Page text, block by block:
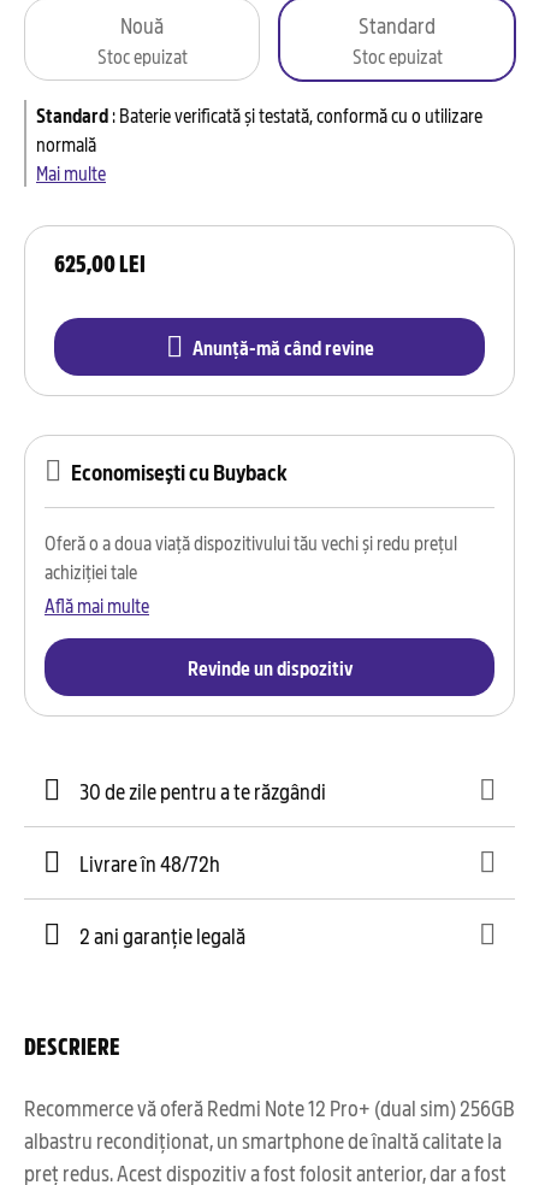
625,00 LEI
Anunță-mă când revine
Nouă
Stoc epuizat
Standard
Stoc epuizat
Standard:Baterie verificată și testată, conformă cu o utilizare
normală
Mai multe
Economisești cu Buyback
Oferă o a doua viață dispozitivului tău vechi și redu prețul
achiziției tale
Află mai multe
Revinde un dispozitiv
30 de zile pentru a te răzgândi
Livrare în 48/72h
2 ani garanție legală
DESCRIERE
Recommerce vă oferă Redmi Note 12 Pro+ (dual sim) 256GB
albastru recondiționat, un smartphone de înaltă calitate la
preț redus. Acest dispozitiv a fost folosit anterior, dar a fost